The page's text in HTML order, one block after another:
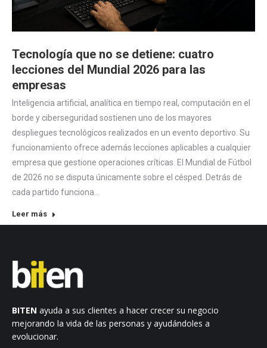
Tecnología que no se detiene: cuatro
lecciones del Mundial 2026 para las
empresas
Inteligencia artificial, analítica en tiempo real, computación en el
borde y ciberseguridad sostienen uno de los mayores
despliegues tecnológicos realizados en un evento deportivo. Su
funcionamiento ofrece además lecciones aplicables a cualquier
empresa que gestione operaciones críticas. El Mundial de Fútbol
de 2026 no se disputa únicamente sobre el césped. Detrás de
cada partido funciona…
Leer más
BITEN ayuda a sus clientes a hacer crecer su negocio
mejorando la vida de las personas y ayudándoles a
evolucionar.